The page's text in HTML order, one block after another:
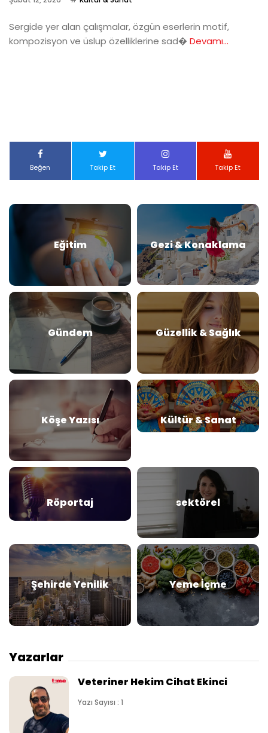
Sergide yer alan çalışmalar, özgün eserlerin motif,
kompozisyon ve üslup özelliklerine sad� Devamı...
Beğen Takip Et Takip Et Takip Et
Eğitim Gezi & Konaklama
Gündem Güzellik & Sağlık
Köşe Yazısı Kültür & Sanat
Röportaj sektörel
Şehirde Yenilik Yeme İçme
Yazarlar
Veteriner Hekim Cihat Ekinci
Yazı Sayısı : 1